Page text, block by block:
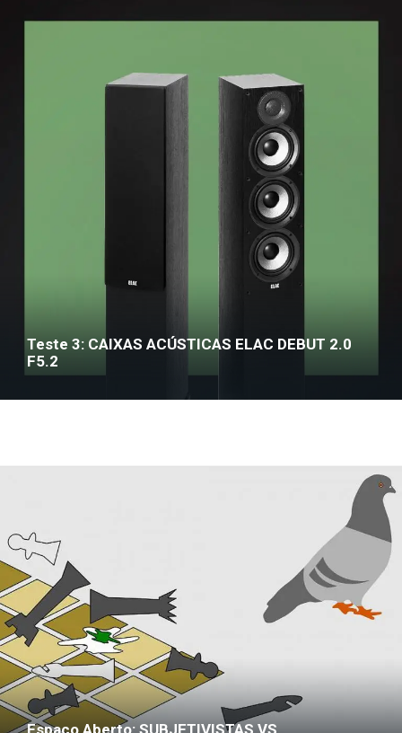
Teste 3: CAIXAS ACÚSTICAS ELAC DEBUT 2.0
F5.2
Espaço Aberto: SUBJETIVISTAS VS